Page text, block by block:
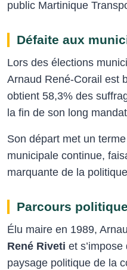
public Martinique
Défaite aux
Lors des élections
Arnaud René-Corail est
obtient 58,3% des
la fin de son long
Son départ met un
municipale continue,
marquante de la
Parcours
Élu maire en 1989,
René Riveti et
paysage politique de la